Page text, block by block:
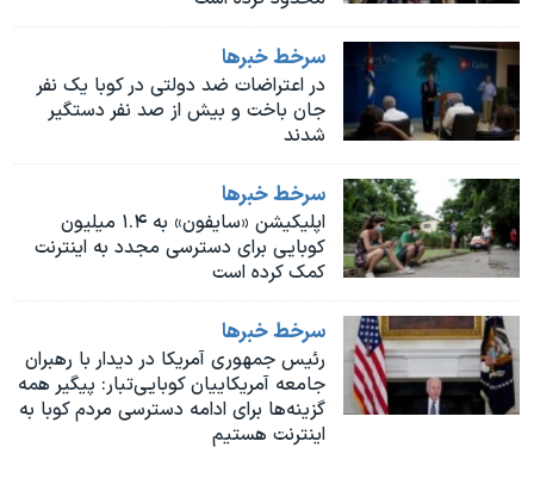
نرگس محمدی برنده جایزه نوبل صلح
همایش محافظه‌کاران آمریکا «سی‌پک»
صفحه‌های ویژه
سفر پرزیدنت ترامپ به چین
سرخط خبرها
در اعتراضات ضد دولتی در کوبا یک نفر
جان باخت و بیش از صد نفر دستگیر
شدند
سرخط خبرها
اپلیکیشن «سایفون» به ۱.۴ میلیون
کوبایی برای دسترسی مجدد به اینترنت
کمک کرده است
سرخط خبرها
رئیس جمهوری آمریکا در دیدار با رهبران
جامعه آمریکاییان کوبایی‌تبار: پیگیر همه
گزینه‌ها برای ادامه دسترسی مردم کوبا به
اینترنت هستیم